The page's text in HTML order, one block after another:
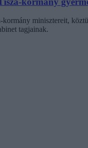
minisztereit,
tagjainak.